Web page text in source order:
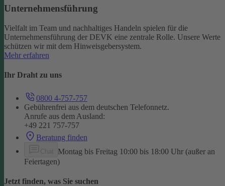
Unternehmensführung
Vielfalt im Team und nachhaltiges Handeln spielen für die
Unternehmensführung der DEVK eine zentrale Rolle. Unsere Werte
schützen wir mit dem Hinweisgebersystem.
Mehr erfahren
Ihr Draht zu uns
0800 4-757-757
Gebührenfrei aus dem deutschen Telefonnetz.
Anrufe aus dem Ausland:
+49 221 757-757
Beratung finden
Montag bis Freitag 10:00 bis 18:00 Uhr (außer an
Feiertagen)
Jetzt finden, was Sie suchen